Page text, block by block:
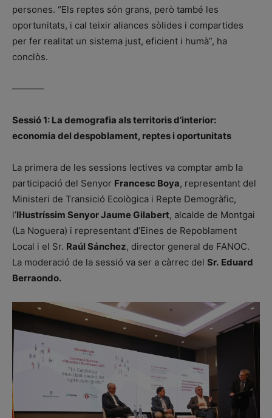
persones. “Els reptes són grans, però també les
oportunitats, i cal teixir aliances sòlides i compartides
per fer realitat un sistema just, eficient i humà”, ha
conclòs.
———–
Sessió 1: La demografia als territoris d’interior:
economia del despoblament, reptes i oportunitats
La primera de les sessions lectives va comptar amb la
participació del Senyor Francesc Boya, representant del
Ministeri de Transició Ecològica i Repte Demogràfic,
l’Il·lustríssim Senyor Jaume Gilabert, alcalde de Montgai
(La Noguera) i representant d’Eines de Repoblament
Local i el Sr. Raúl Sánchez, director general de FANOC.
La moderació de la sessió va ser a càrrec del Sr. Eduard
Berraondo.